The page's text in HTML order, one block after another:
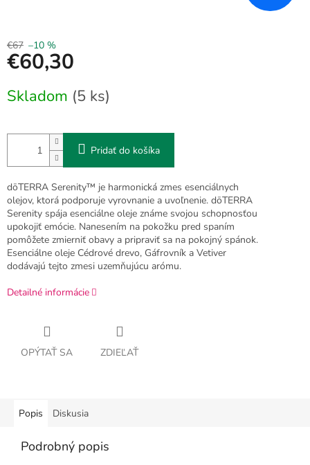
€67 –10 %
€60,30
cena:
Skladom (5 ks)
Pridať do košíka
dōTERRA Serenity™ je harmonická zmes esenciálnych
olejov, ktorá podporuje vyrovnanie a uvoľnenie. dōTERRA
Serenity spája esenciálne oleje známe svojou schopnosťou
upokojiť emócie. Nanesením na pokožku pred spaním
pomôžete zmierniť obavy a pripraviť sa na pokojný spánok.
Esenciálne oleje Cédrové drevo, Gáfrovník a Vetiver
dodávajú tejto zmesi uzemňujúcu arómu.
Detailné informácie
OPÝTAŤ SA ZDIEĽAŤ
Popis Diskusia
Podrobný popis